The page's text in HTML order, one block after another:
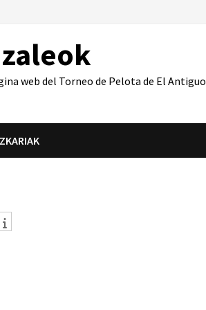
web del Torneo de Pelota de El Antiguo